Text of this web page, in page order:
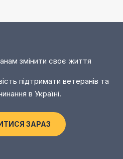
змінити своє життя
підтримати ветеранів та
в Україні.
ЗАРАЗ